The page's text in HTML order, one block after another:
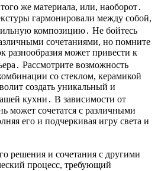
же материала, или, наоборот․
гармонировали между собой,
композицию․ Не бойтесь
сочетаниями, но помните
разнообразия может привести к
Рассмотрите возможность
со стеклом, керамикой
создать уникальный и
кухни․ В зависимости от
может сочетатся с различными
его и подчеркивая игру света и
решения и сочетания с другими
процесс, требующий